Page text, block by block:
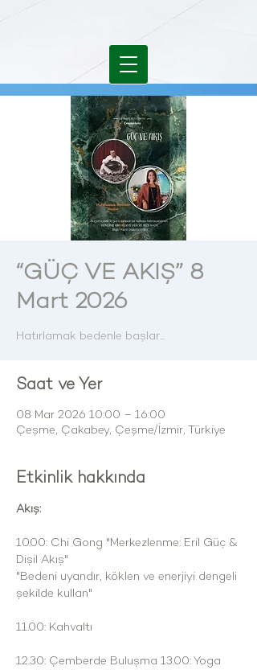
“GÜÇ VE AKIŞ” 8
Mart 2026
Hatırlamak bedenle başlar...
Saat ve Yer
08 Mar 2026 10:00 – 16:00
Çeşme, Çakabey, Çeşme/İzmir, Türkiye
Etkinlik hakkında
Akış:
10.00: Chi Gong "Merkezlenme: Eril Güç &
Dişil Akış"
"Bedeni uyandır, köklen ve enerjiyi dengeli
şekilde kullan"
11.00: Kahvaltı
12.30: Çemberde Buluşma 13.00: Yoga